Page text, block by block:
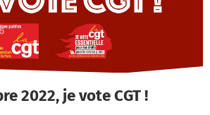
2022, je vote CGT !